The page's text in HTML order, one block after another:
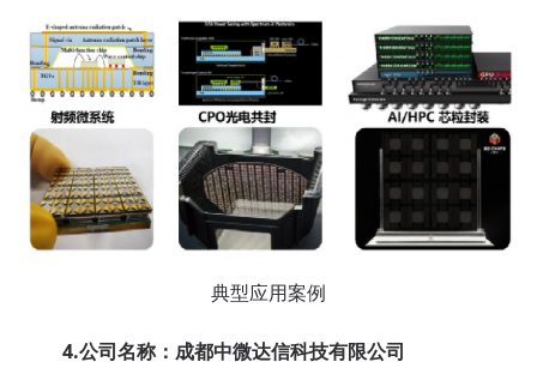
典型应用案例
4.公司名称：成都中微达信科技有限公司